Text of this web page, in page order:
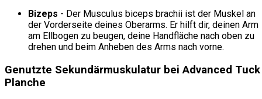
Bizeps - Der Musculus biceps brachii ist der Muskel an
der Vorderseite deines Oberarms. Er hilft dir, deinen Arm
am Ellbogen zu beugen, deine Handfläche nach oben zu
drehen und beim Anheben des Arms nach vorne.
Genutzte Sekundärmuskulatur bei Advanced Tuck
Planche